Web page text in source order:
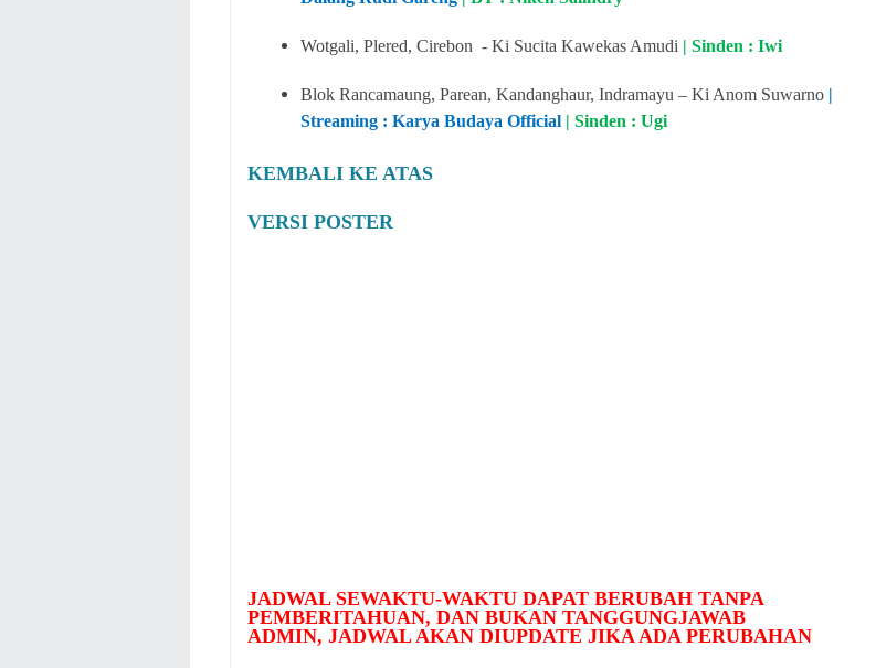
Wotgali, Plered, Cirebon - Ki Sucita Kawekas Amudi | Sinden : Iwi
Blok Rancamaung, Parean, Kandanghaur, Indramayu – Ki Anom Suwarno |
Streaming : Karya Budaya Official | Sinden : Ugi
KEMBALI KE ATAS
VERSI POSTER
JADWAL SEWAKTU-WAKTU DAPAT BERUBAH TANPA
PEMBERITAHUAN, DAN BUKAN TANGGUNGJAWAB
ADMIN, JADWAL AKAN DIUPDATE JIKA ADA PERUBAHAN